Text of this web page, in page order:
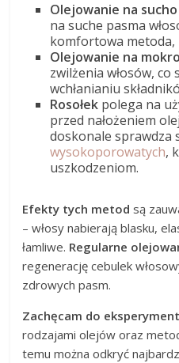
Olejowanie na sucho
na suche pasma
komfortowa metoda,
Olejowanie na mokro
zwilżenia włosów, co
wchłanianiu
Rosołek polega na
przed nałożeniem
doskonale sprawdza
wysokoporowatych,
uszkodzeniom.
Efekty tych metod są
– włosy nabierają blasku,
łamliwe. Regularne
regenerację cebulek
zdrowych pasm.
Zachęcam do
rodzajami olejów oraz
temu można odkryć